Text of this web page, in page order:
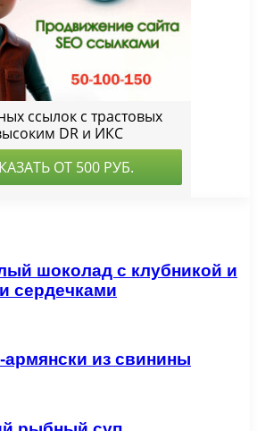
шоколад с клубникой и
сердечками
из свинины